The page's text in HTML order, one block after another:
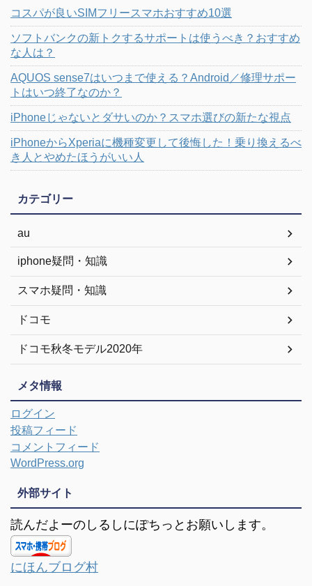
コスパが良いSIMフリースマホおすすめ10選
ソフトバンクの新トクするサポートは使うべき？おすすめ
な人は？
AQUOS sense7はいつまで使える？Android／修理サポー
トはいつ終了なのか？
iPhoneじゃないとダサいのか？スマホ選びの新たな視点
iPhoneからXperiaに機種変更して後悔した！乗り換えるべ
き人とやめたほうがいい人
カテゴリー
au
iphone疑問・知識
スマホ疑問・知識
ドコモ
ドコモ秋冬モデル2020年
メタ情報
ログイン
投稿フィード
コメントフィード
WordPress.org
外部サイト
読んだよーのしるしにぽちっとお願いします。
にほんブログ村